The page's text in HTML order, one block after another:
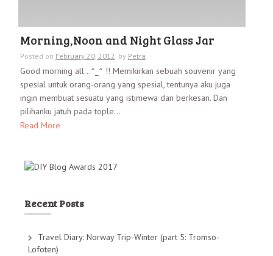
Morning,Noon and Night Glass Jar
Posted on February 20, 2012 by Petra
Good morning all…^_^ !! Memikirkan sebuah souvenir yang
spesial untuk orang-orang yang spesial, tentunya aku juga
ingin membuat sesuatu yang istimewa dan berkesan. Dan
pilihanku jatuh pada tople...
Read More
Recent Posts
Travel Diary: Norway Trip-Winter (part 5: Tromso-
Lofoten)